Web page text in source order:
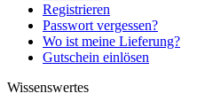
Registrieren
Passwort vergessen?
Wo ist meine Lieferung?
Gutschein einlösen
Wissenswertes